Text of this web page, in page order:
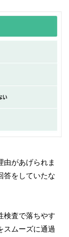
由があげられま
答をしていたな
検査で落ちやす
スムーズに通過